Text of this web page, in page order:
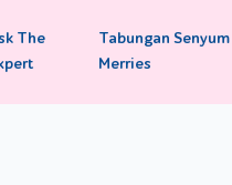
The
Tabungan Senyum
Merries